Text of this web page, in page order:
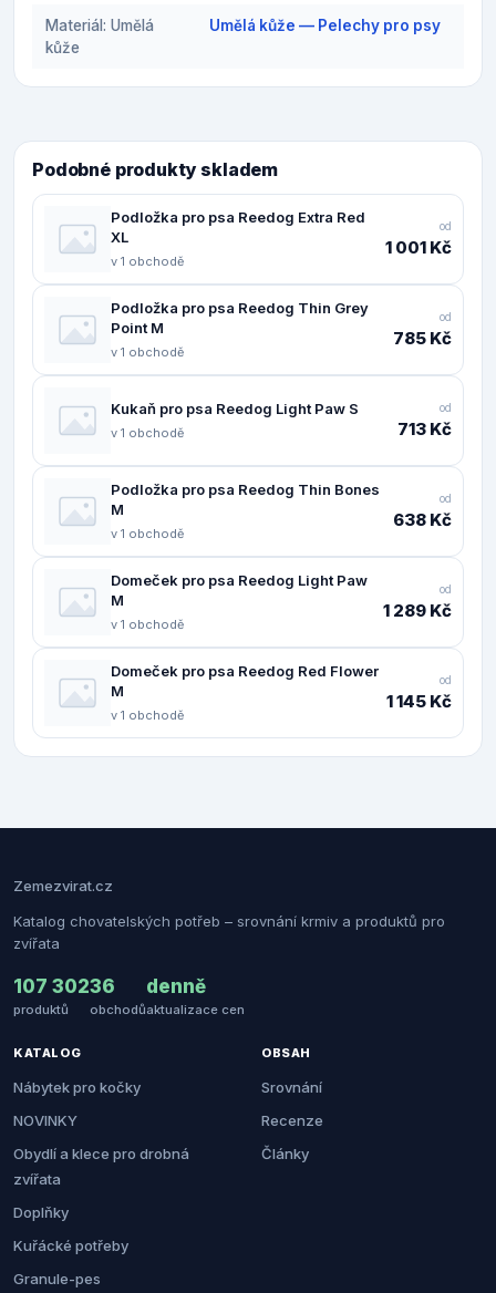
Materiál: Umělá
kůže
Umělá kůže — Pelechy pro psy
Podobné produkty skladem
Podložka pro psa Reedog Extra Red
XL
v 1 obchodě
od
1 001 Kč
Podložka pro psa Reedog Thin Grey
Point M
v 1 obchodě
od
785 Kč
Kukaň pro psa Reedog Light Paw S
v 1 obchodě
od
713 Kč
Podložka pro psa Reedog Thin Bones
M
v 1 obchodě
od
638 Kč
Domeček pro psa Reedog Light Paw
M
v 1 obchodě
od
1 289 Kč
Domeček pro psa Reedog Red Flower
M
v 1 obchodě
od
1 145 Kč
Zemezvirat.cz
Katalog chovatelských potřeb – srovnání krmiv a produktů pro
zvířata
107 302
produktů
36
obchodů
denně
aktualizace cen
KATALOG
Nábytek pro kočky
NOVINKY
Obydlí a klece pro drobná
zvířata
Doplňky
Kuřácké potřeby
Granule-pes
OBSAH
Srovnání
Recenze
Články